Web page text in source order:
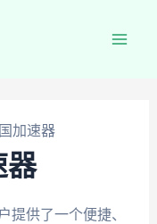
加速器
器
提供了一个便捷、